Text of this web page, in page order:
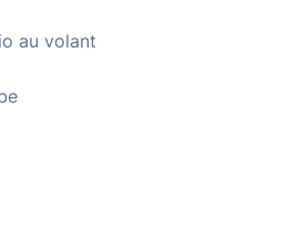
au volant